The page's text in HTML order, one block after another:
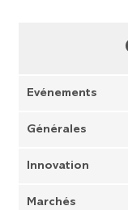
Evénements
Générales
Innovation
Marchés